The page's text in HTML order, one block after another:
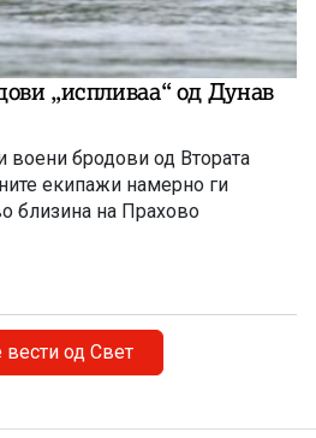
„испливаа“ од Дунав
воени бродови од Втората
екипажи намерно ги
близина на Прахово
вести од Свет